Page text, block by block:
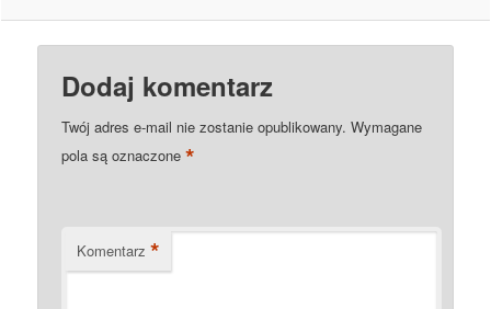
Dodaj komentarz
Twój adres e-mail nie zostanie opublikowany. Wymagane
pola są oznaczone*
Komentarz *